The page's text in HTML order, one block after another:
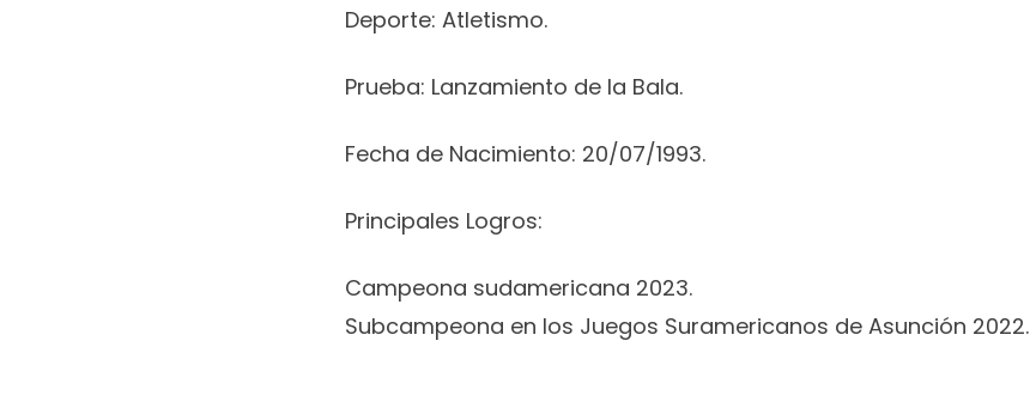
Deporte: Atletismo.
Prueba: Lanzamiento de la Bala.
Fecha de Nacimiento: 20/07/1993.
Principales Logros:
Campeona sudamericana 2023.
Subcampeona en los Juegos Suramericanos de Asunción 2022.